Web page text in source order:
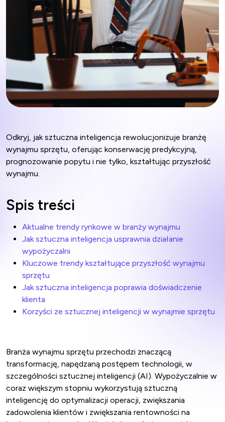
Odkryj, jak sztuczna inteligencja rewolucjonizuje branżę
wynajmu sprzętu, oferując konserwację predykcyjną,
prognozowanie popytu i nie tylko, kształtując przyszłość
wynajmu.
Spis treści
Aktualne trendy rynkowe w branży wynajmu
Jak sztuczna inteligencja usprawnia działanie
wypożyczalni
Kluczowe trendy kształtujące przyszłość wynajmu
sprzętu
Jak sztuczna inteligencja poprawia doświadczenie
klienta
Korzyści ze sztucznej inteligencji w wynajmie sprzętu
Branża wynajmu sprzętu przechodzi znaczącą
transformację, napędzaną postępem technologii, w
szczególności sztucznej inteligencji (AI). Wypożyczalnie w
coraz większym stopniu wykorzystują sztuczną
inteligencję do optymalizacji operacji, zwiększania
zadowolenia klientów i zwiększania rentowności na